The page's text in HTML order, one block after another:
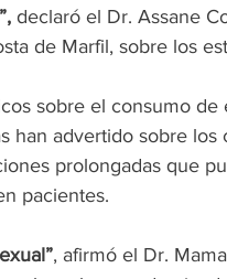
declaró el Dr. Assane
de Marfil, sobre los
sobre el consumo de
han advertido sobre
prolongadas que
pacientes.
, afirmó el Dr.